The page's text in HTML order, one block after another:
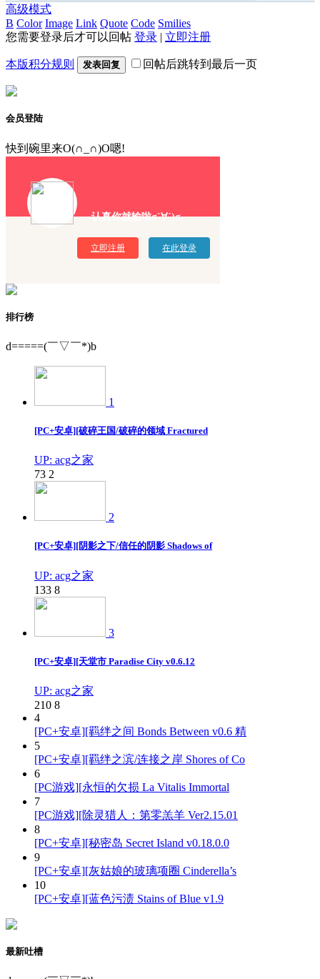
高级模式
B Color Image Link Quote Code Smilies
您需要登录后才可以回帖 登录 | 立即注册
本版积分规则 发表回复 回帖后跳转到最后一页
会员登陆
快到碗里来O(∩_∩)O嗯!
认真你就输啦σ`∀´)σ
立即注册 在此登录
排行榜
d=====(￣▽￣*)b
1
[PC+安卓][破碎王国/破碎的领域 Fractured
UP: acg之家
73 2
2
[PC+安卓][阴影之下/信任的阴影 Shadows of
UP: acg之家
133 8
3
[PC+安卓][天堂市 Paradise City v0.6.12
UP: acg之家
210 8
4
[PC+安卓][羁绊之间 Bonds Between v0.6 精
5
[PC+安卓][羁绊之滨/连接之岸 Shores of Co
6
[PC游戏][永恒的欠损 La Vitalis Immortal
7
[PC游戏][除灵猎人：第零羔羊 Ver2.15.01
8
[PC+安卓][秘密岛 Secret Island v0.18.0.0
9
[PC+安卓][灰姑娘的玻璃项圈 Cinderella’s
10
[PC+安卓][蓝色污渍 Stains of Blue v1.9
最新吐槽